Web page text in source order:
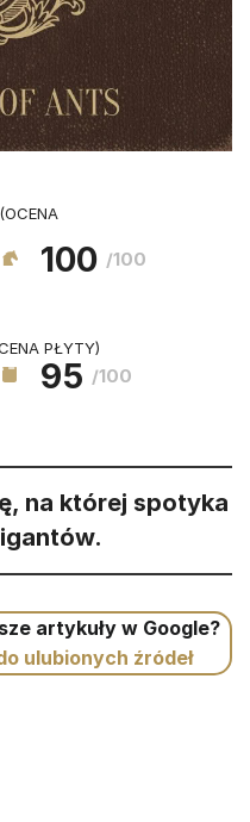
(OCENA
100 /100
PŁYTY)
95 /100
na której spotyka
artykuły w Google?
ulubionych źródeł